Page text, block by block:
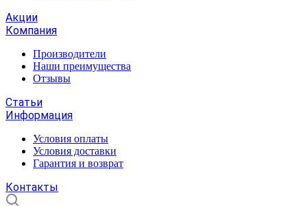
Акции
Компания
Производители
Наши преимущества
Отзывы
Статьи
Информация
Условия оплаты
Условия доставки
Гарантия и возврат
Контакты